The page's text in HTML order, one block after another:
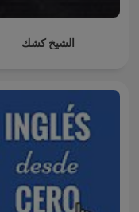
الشيخ كشك